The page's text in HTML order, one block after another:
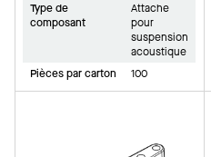
Type de
composant
Attache
pour
suspension
acoustique
Pièces par carton
100